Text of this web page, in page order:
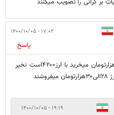
۱۷:۰۲ - ۱۴۰۰/۱۰/۰۵
پاسخ
فکر میکنید الان مرغی که با قیمت ۳۵هزارتومان میخرید با ارز۴۲۰۰است نخیر
۱۹:۱۹ - ۱۴۰۰/۱۰/۰۵